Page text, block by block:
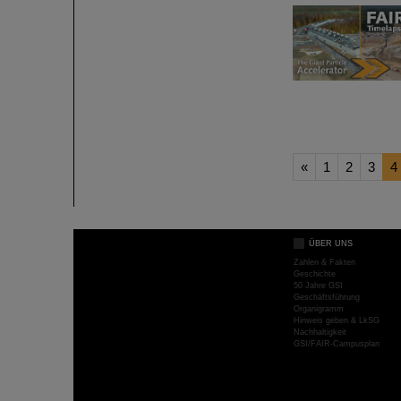
« 1 2 3 4
ÜBER UNS
Zahlen & Fakten
Geschichte
50 Jahre GSI
Geschäftsführung
Organigramm
Hinweis geben & LkSG
Nachhaltigkeit
GSI/FAIR-Campusplan